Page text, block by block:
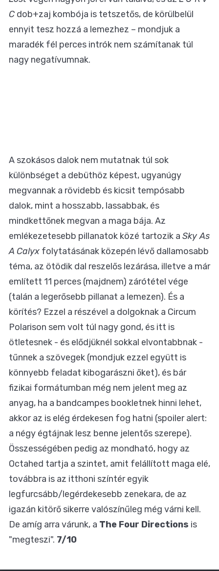
C dob+zaj kombója is tetszetős, de körülbelül
ennyit tesz hozzá a lemezhez – mondjuk a
maradék fél perces intrók nem számítanak túl
nagy negatívumnak.
A szokásos dalok nem mutatnak túl sok
különbséget a debüthöz képest, ugyanúgy
megvannak a rövidebb és kicsit tempósabb
dalok, mint a hosszabb, lassabbak, és
mindkettőnek megvan a maga bája. Az
emlékezetesebb pillanatok közé tartozik a Sky As
A Calyx folytatásának közepén lévő dallamosabb
téma, az ötödik dal reszelős lezárása, illetve a már
említett 11 perces (majdnem) zárótétel vége
(talán a legerősebb pillanat a lemezen). És a
körítés? Ezzel a részével a dolgoknak a Circum
Polarison sem volt túl nagy gond, és itt is
ötletesnek - és elődjüknél sokkal elvontabbnak -
tűnnek a szövegek (mondjuk ezzel együtt is
könnyebb feladat kibogarászni őket), és bár
fizikai formátumban még nem jelent meg az
anyag, ha a bandcampes bookletnek hinni lehet,
akkor az is elég érdekesen fog hatni (spoiler alert:
a négy égtájnak lesz benne jelentős szerepe).
Összességében pedig az mondható, hogy az
Octahed tartja a szintet, amit felállított maga elé,
továbbra is az itthoni színtér egyik
legfurcsább/legérdekesebb zenekara, de az
igazán kitörő sikerre valószínűleg még várni kell.
De amíg arra várunk, a The Four Directions is
"megteszi". 7/10